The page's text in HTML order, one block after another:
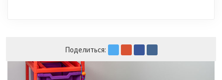
Поделиться: